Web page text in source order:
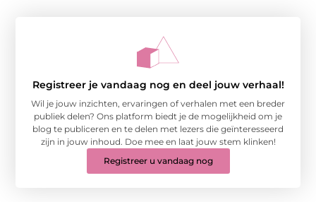
Registreer je vandaag nog en deel jouw verhaal!
Wil je jouw inzichten, ervaringen of verhalen met een breder
publiek delen? Ons platform biedt je de mogelijkheid om je
blog te publiceren en te delen met lezers die geïnteresseerd
zijn in jouw inhoud. Doe mee en laat jouw stem klinken!
Registreer u vandaag nog